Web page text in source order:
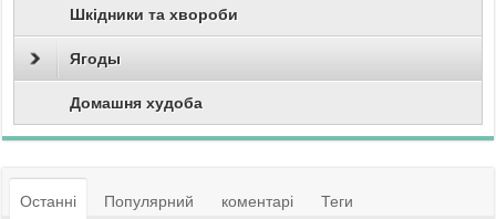
Шкідники та хвороби
Ягоды
Домашня худоба
Останні Популярний коментарі Теги